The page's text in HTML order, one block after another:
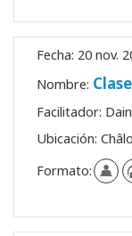
Fecha: 20 nov.
Nombre:
Facilitador:
Ubicación:
Formato: